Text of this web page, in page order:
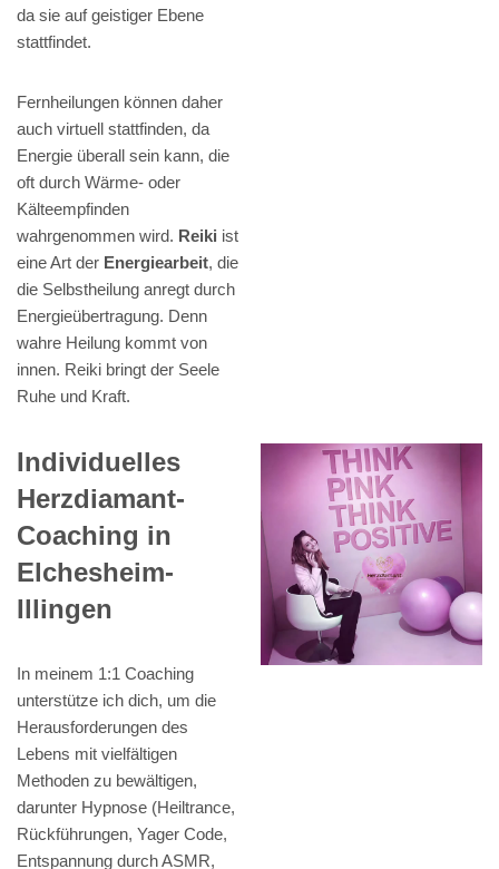
da sie auf geistiger Ebene
stattfindet.
Fernheilungen können daher
auch virtuell stattfinden, da
Energie überall sein kann, die
oft durch Wärme- oder
Kälteempfinden
wahrgenommen wird. Reiki ist
eine Art der Energiearbeit, die
die Selbstheilung anregt durch
Energieübertragung. Denn
wahre Heilung kommt von
innen. Reiki bringt der Seele
Ruhe und Kraft.
Individuelles
Herzdiamant-
Coaching in
Elchesheim-
Illingen
In meinem 1:1 Coaching
unterstütze ich dich, um die
Herausforderungen des
Lebens mit vielfältigen
Methoden zu bewältigen,
darunter Hypnose (Heiltrance,
Rückführungen, Yager Code,
Entspannung durch ASMR,